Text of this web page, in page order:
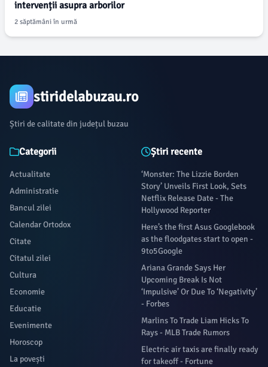
intervenții asupra arborilor
2 săptămâni în urmă
stiridelabuzau.ro
Știri de calitate din județul buzau
Categorii
Actualitate
Administratie
Bancul zilei
Calendar Ortodox
Citate
Citatul zilei
Cultura
Economie
Educatie
Evenimente
Horoscop
La povești
Știri recente
‘Monster: The Lizzie Borden
Story’ Unveils First Look, Sets
Netflix Release Date - The
Hollywood Reporter
Here’s the first Asus Googlebook
as the floodgates start to open -
9to5Google
Ariana Grande Says Her
Upcoming Break Is Not
‘Impulsive’ Or Due To ‘Negativity’
- Forbes
Marlins To Trade Liam Hicks To
Rays - MLB Trade Rumors
Electric air taxis are finally ready
for takeoff - Fortune